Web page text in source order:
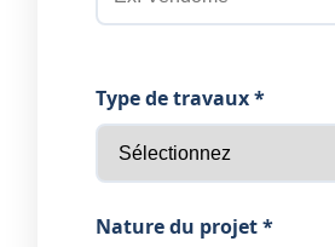
Type de travaux *
Nature du projet *